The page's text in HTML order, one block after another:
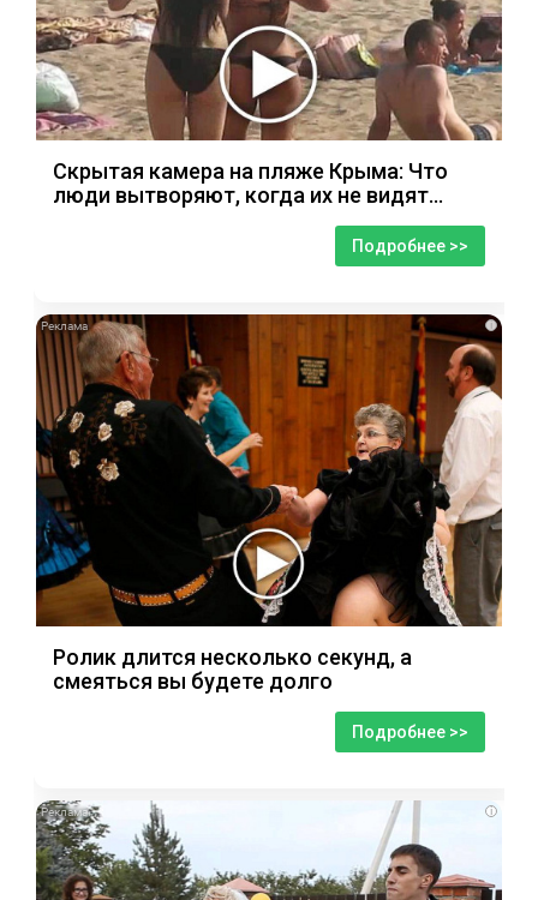
Скрытая камера на пляже Крыма: Что
люди вытворяют, когда их не видят...
Подробнее >>
i
Ролик длится несколько секунд, а
смеяться вы будете долго
Подробнее >>
i